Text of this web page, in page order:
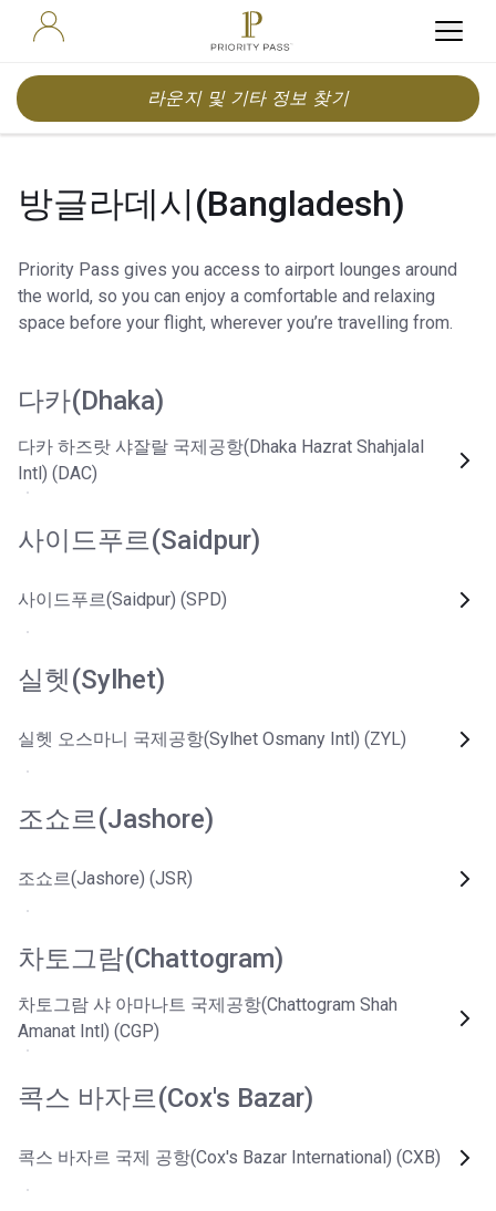
라운지 및 기타 정보 찾기
방글라데시(Bangladesh)
Priority Pass gives you access to airport lounges around
the world, so you can enjoy a comfortable and relaxing
space before your flight, wherever you’re travelling from.
다카(Dhaka)
다카 하즈랏 샤잘랄 국제공항(Dhaka Hazrat Shahjalal
Intl) (DAC)
사이드푸르(Saidpur)
사이드푸르(Saidpur) (SPD)
실헷(Sylhet)
실헷 오스마니 국제공항(Sylhet Osmany Intl) (ZYL)
조쇼르(Jashore)
조쇼르(Jashore) (JSR)
차토그람(Chattogram)
차토그람 샤 아마나트 국제공항(Chattogram Shah
Amanat Intl) (CGP)
콕스 바자르(Cox's Bazar)
콕스 바자르 국제 공항(Cox's Bazar International) (CXB)